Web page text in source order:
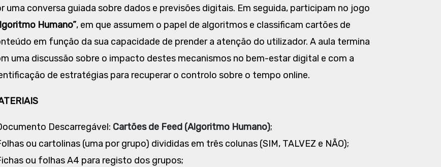
uma conversa guiada sobre dados e previsões digitais. Em seguida, participam no jogo
Humano”, em que assumem o papel de algoritmos e classificam cartões de
em função da sua capacidade de prender a atenção do utilizador. A aula termina
uma discussão sobre o impacto destes mecanismos no bem-estar digital e com a
de estratégias para recuperar o controlo sobre o tempo online.
Descarregável: Cartões de Feed (Algoritmo Humano);
ou cartolinas (uma por grupo) divididas em três colunas (SIM, TALVEZ e NÃO);
ou folhas A4 para registo dos grupos;